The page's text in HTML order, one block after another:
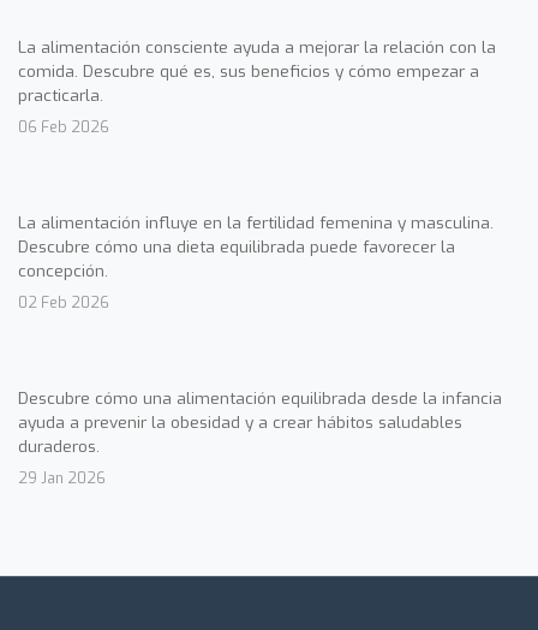
La alimentación consciente ayuda a mejorar la relación con la
comida. Descubre qué es, sus beneficios y cómo empezar a
practicarla.
06 Feb 2026
La alimentación influye en la fertilidad femenina y masculina.
Descubre cómo una dieta equilibrada puede favorecer la
concepción.
02 Feb 2026
Descubre cómo una alimentación equilibrada desde la infancia
ayuda a prevenir la obesidad y a crear hábitos saludables
duraderos.
29 Jan 2026